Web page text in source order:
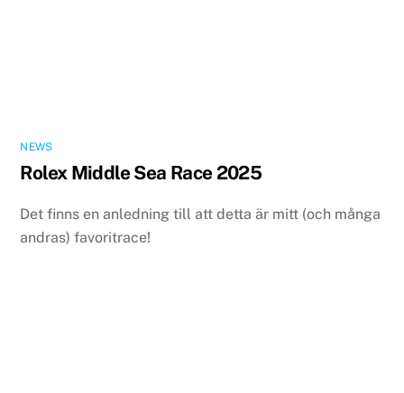
NEWS
Rolex Middle Sea Race 2025
Det finns en anledning till att detta är mitt (och många
andras) favoritrace!